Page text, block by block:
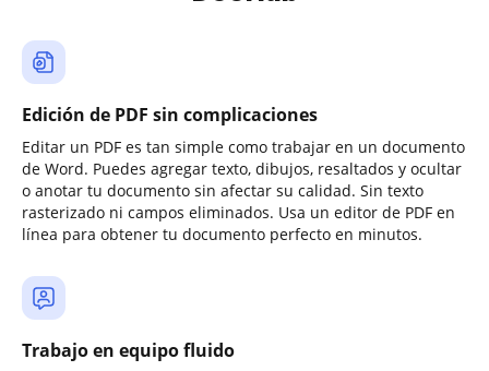
Edición de PDF sin complicaciones
Editar un PDF es tan simple como trabajar en un documento
de Word. Puedes agregar texto, dibujos, resaltados y ocultar
o anotar tu documento sin afectar su calidad. Sin texto
rasterizado ni campos eliminados. Usa un editor de PDF en
línea para obtener tu documento perfecto en minutos.
Trabajo en equipo fluido